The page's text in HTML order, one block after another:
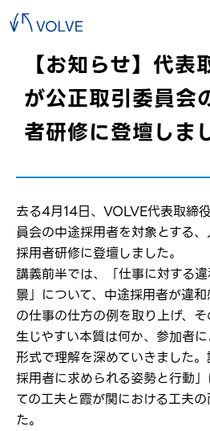
【お知らせ】代
が公正取引委員会
者研修に登壇しま
去る4月14日、VOLVE代表取締
員会の中途採用者を対象とする
採用者研修に登壇しました。
講義前半では、「仕事に対する
景」について、中途採用者が違
の仕事の仕方の例を取り上げ、
生じやすい本質は何か、参加者
形式で理解を深めていきました
採用者に求められる姿勢と行動
ての工夫と霞が関における工夫
た。